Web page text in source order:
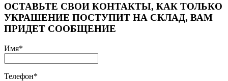
ОСТАВЬТЕ СВОИ КОНТАКТЫ, КАК ТОЛЬКО
УКРАШЕНИЕ ПОСТУПИТ НА СКЛАД, ВАМ
ПРИДЕТ СООБЩЕНИЕ
Имя*
Телефон*